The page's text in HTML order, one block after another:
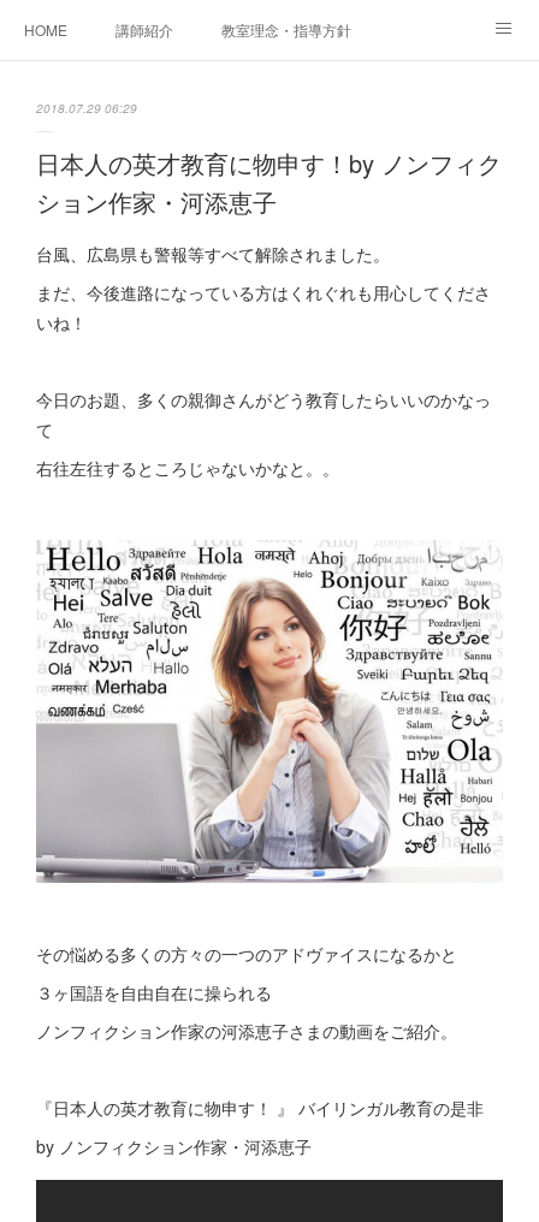
HOME 講師紹介 教室理念・指導方針
アメブロ
ご相談・体験レッスンお申し込み
アクセス
2018.07.29 06:29
日本人の英才教育に物申す！by ノンフィク
ション作家・河添恵子
台風、広島県も警報等すべて解除されました。
まだ、今後進路になっている方はくれぐれも用心してくださ
いね！
今日のお題、多くの親御さんがどう教育したらいいのかなっ
て
右往左往するところじゃないかなと。。
その悩める多くの方々の一つのアドヴァイスになるかと
３ヶ国語を自由自在に操られる
ノンフィクション作家の河添恵子さまの動画をご紹介。
『日本人の英才教育に物申す！ 』 バイリンガル教育の是非
by ノンフィクション作家・河添恵子